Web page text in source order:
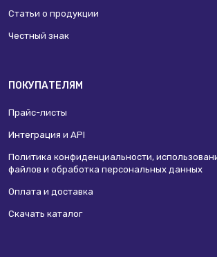
Статьи о продукции
Честный знак
ПОКУПАТЕЛЯМ
Прайс-листы
Интеграция и API
Политика конфиденциальности,
файлов и обработка персональных данных
Оплата и доставка
Скачать каталог